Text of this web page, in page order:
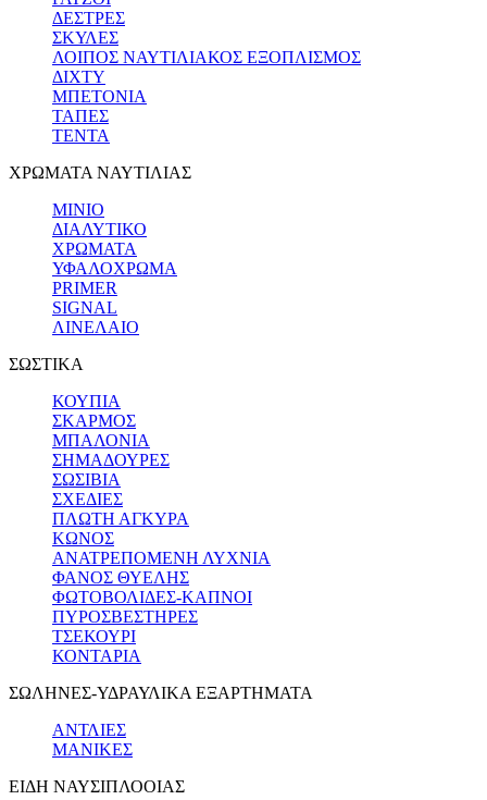
ΔΕΣΤΡΕΣ
ΣΚΥΛΕΣ
ΛΟΙΠΟΣ ΝΑΥΤΙΛΙΑΚΟΣ ΕΞΟΠΛΙΣΜΟΣ
ΔΙΧΤΥ
ΜΠΕΤΟΝΙΑ
ΤΑΠΕΣ
ΤΕΝΤΑ
ΧΡΩΜΑΤΑ ΝΑΥΤΙΛΙΑΣ
ΜΙΝΙΟ
ΔΙΑΛΥΤΙΚΟ
ΧΡΩΜΑΤΑ
ΥΦΑΛΟΧΡΩΜΑ
PRIMER
SIGNAL
ΛΙΝΕΛΑΙΟ
ΣΩΣΤΙΚΑ
ΚΟΥΠΙΑ
ΣΚΑΡΜΟΣ
ΜΠΑΛΟΝΙΑ
ΣΗΜΑΔΟΥΡΕΣ
ΣΩΣΙΒΙΑ
ΣΧΕΔΙΕΣ
ΠΛΩΤΗ ΑΓΚΥΡΑ
ΚΩΝΟΣ
ΑΝΑΤΡΕΠΟΜΕΝΗ ΛΥΧΝΙΑ
ΦΑΝΟΣ ΘΥΕΛΗΣ
ΦΩΤΟΒΟΛΙΔΕΣ-ΚΑΠΝΟΙ
ΠΥΡΟΣΒΕΣΤΗΡΕΣ
ΤΣΕΚΟΥΡΙ
ΚΟΝΤΑΡΙΑ
ΣΩΛΗΝΕΣ-ΥΔΡΑΥΛΙΚΑ ΕΞΑΡΤΗΜΑΤΑ
ΑΝΤΛΙΕΣ
ΜΑΝΙΚΕΣ
ΕΙΔΗ ΝΑΥΣΙΠΛΟΟΙΑΣ